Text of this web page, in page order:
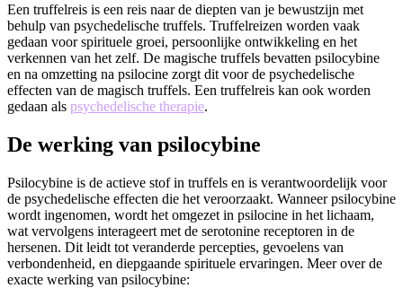
Een truffelreis is een reis naar de diepten van je bewustzijn met
behulp van psychedelische truffels. Truffelreizen worden vaak
gedaan voor spirituele groei, persoonlijke ontwikkeling en het
verkennen van het zelf. De magische truffels bevatten psilocybine
en na omzetting na psilocine zorgt dit voor de psychedelische
effecten van de magisch truffels. Een truffelreis kan ook worden
gedaan als psychedelische therapie.
De werking van psilocybine
Psilocybine is de actieve stof in truffels en is verantwoordelijk voor
de psychedelische effecten die het veroorzaakt. Wanneer psilocybine
wordt ingenomen, wordt het omgezet in psilocine in het lichaam,
wat vervolgens interageert met de serotonine receptoren in de
hersenen. Dit leidt tot veranderde percepties, gevoelens van
verbondenheid, en diepgaande spirituele ervaringen. Meer over de
exacte werking van psilocybine: